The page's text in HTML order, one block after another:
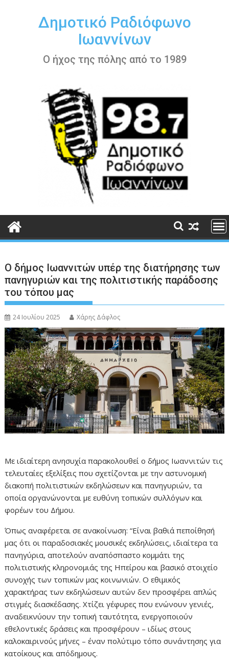
περιεχόμενοΔημοτικό Ραδιόφωνο
Ιωαννίνων
Ο ήχος της πόλης από το 1989
Ο δήμος Ιωαννιτών υπέρ της διατήρησης των
πανηγυριών και της πολιτιστικής παράδοσης
του τόπου μας
24 Ιουλίου 2025 Χάρης Δάφλος
Mε ιδιαίτερη ανησυχία παρακολουθεί ο δήμος Ιωαννιτών τις
τελευταίες εξελίξεις που σχετίζονται με την αστυνομική
διακοπή πολιτιστικών εκδηλώσεων και πανηγυριών, τα
οποία οργανώνονται με ευθύνη τοπικών συλλόγων και
φορέων του Δήμου.
Όπως αναφέρεται σε ανακοίνωση: “Είναι βαθιά πεποίθησή
μας ότι οι παραδοσιακές μουσικές εκδηλώσεις, ιδιαίτερα τα
πανηγύρια, αποτελούν αναπόσπαστο κομμάτι της
πολιτιστικής κληρονομιάς της Ηπείρου και βασικό στοιχείο
συνοχής των τοπικών μας κοινωνιών. Ο εθιμικός
χαρακτήρας των εκδηλώσεων αυτών δεν προσφέρει απλώς
στιγμές διασκέδασης. Χτίζει γέφυρες που ενώνουν γενιές,
αναδεικνύουν την τοπική ταυτότητα, ενεργοποιούν
εθελοντικές δράσεις και προσφέρουν – ιδίως στους
καλοκαιρινούς μήνες – έναν πολύτιμο τόπο συνάντησης για
κατοίκους και απόδημους.